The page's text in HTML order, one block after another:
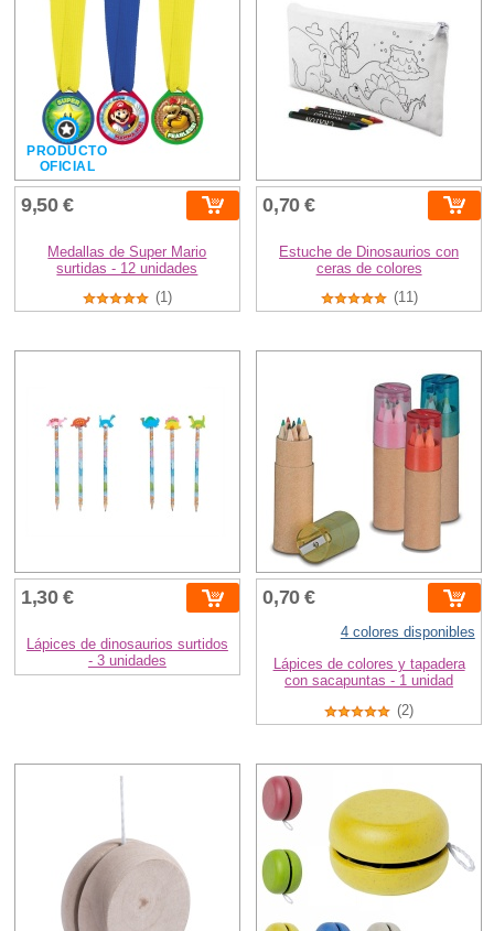
PRODUCTO
OFICIAL
9,50 €
Medallas de Super Mario
surtidas - 12 unidades
(1)
0,70 €
Estuche de Dinosaurios con
ceras de colores
(11)
1,30 €
Lápices de dinosaurios surtidos
- 3 unidades
0,70 €
4 colores disponibles
Lápices de colores y tapadera
con sacapuntas - 1 unidad
(2)